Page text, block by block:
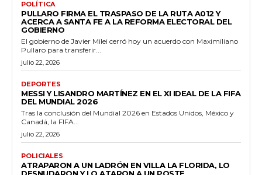
POLÍTICA
PULLARO FIRMA EL TRASPASO DE LA RUTA A012 Y
ACERCA A SANTA FE A LA REFORMA ELECTORAL DEL
GOBIERNO
El gobierno de Javier Milei cerró hoy un acuerdo con Maximiliano
Pullaro para transferir...
julio 22, 2026
DEPORTES
MESSI Y LISANDRO MARTÍNEZ EN EL XI IDEAL DE LA FIFA
DEL MUNDIAL 2026
Tras la conclusión del Mundial 2026 en Estados Unidos, México y
Canadá, la FIFA...
julio 22, 2026
POLICIALES
ATRAPARON A UN LADRÓN EN VILLA LA FLORIDA, LO